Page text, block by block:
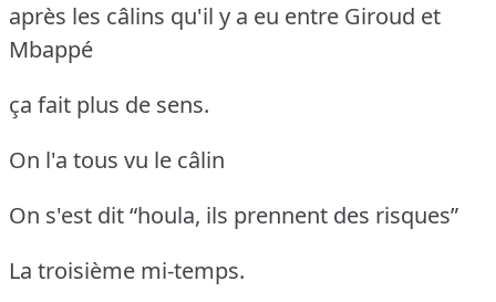
après les câlins qu'il y a eu entre Giroud et
Mbappé
ça fait plus de sens.
On l'a tous vu le câlin
On s'est dit “houla, ils prennent des risques”
La troisième mi-temps.